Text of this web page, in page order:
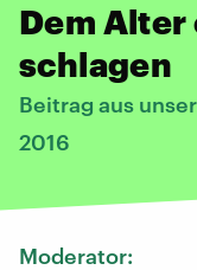
Dem
schlagen
Beitrag aus
2016
Moderator: